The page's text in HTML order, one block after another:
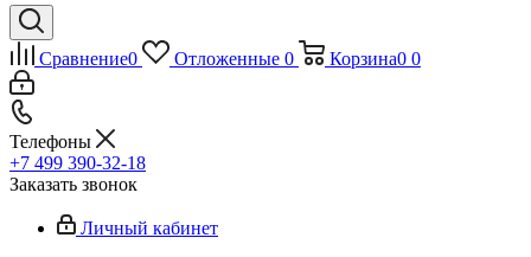
Сравнение0 Отложенные 0 Корзина0 0
Телефоны
+7 499 390-32-18
Заказать звонок
Личный кабинет